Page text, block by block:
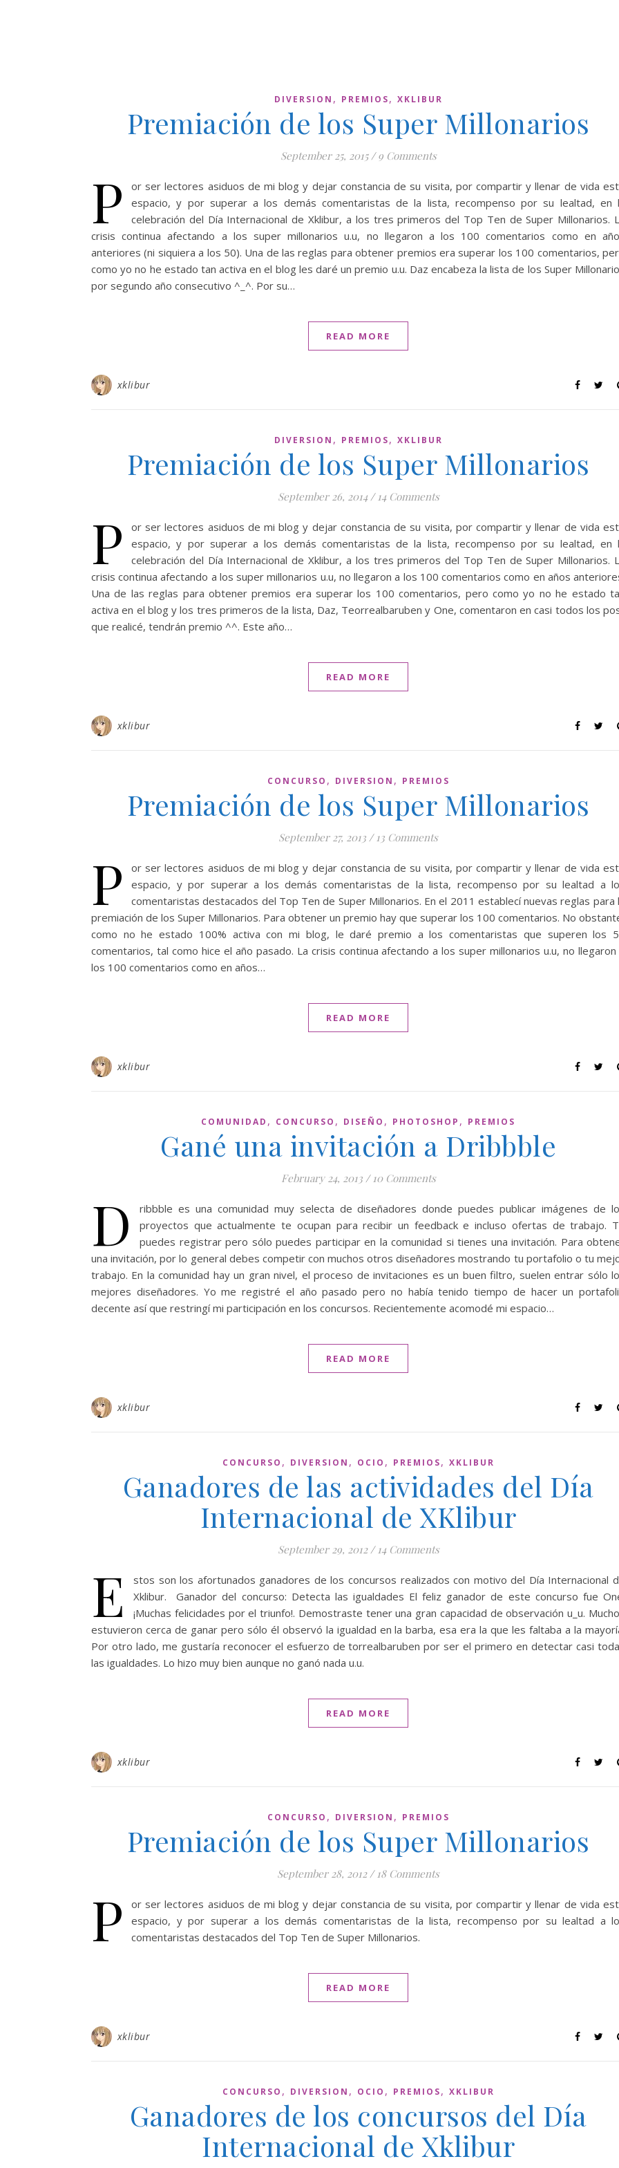
DIVERSION , PREMIOS, XKLIBUR
Premiación de los Super Millonarios
September 25, 2015 / 9 Comments
P
or ser lectores asiduos de mi blog y dejar constancia de su visita, por compartir y llenar de vida
espacio, y por superar a los demás comentaristas de la lista, recompenso por su lealtad, en
celebración del Día Internacional de Xklibur, a los tres primeros del Top Ten de Super Millonarios.
crisis continua afectando a los super millonarios u.u, no llegaron a los 100 comentarios como en
anteriores (ni siquiera a los 50). Una de las reglas para obtener premios era superar los 100 comentarios,
como yo no he estado tan activa en el blog les daré un premio u.u. Daz encabeza la lista de los Super
por segundo año consecutivo ^_^. Por su…
READ MORE
xklibur
DIVERSION , PREMIOS, XKLIBUR
Premiación de los Super Millonarios
September 26, 2014 / 14 Comments
P
or ser lectores asiduos de mi blog y dejar constancia de su visita, por compartir y llenar de vida
espacio, y por superar a los demás comentaristas de la lista, recompenso por su lealtad, en
celebración del Día Internacional de Xklibur, a los tres primeros del Top Ten de Super Millonarios.
crisis continua afectando a los super millonarios u.u, no llegaron a los 100 comentarios como en años
Una de las reglas para obtener premios era superar los 100 comentarios, pero como yo no he estado
activa en el blog y los tres primeros de la lista, Daz, Teorrealbaruben y One, comentaron en casi todos los
que realicé, tendrán premio ^^. Este año…
READ MORE
xklibur
CONCURSO , DIVERSION , PREMIOS
Premiación de los Super Millonarios
September 27, 2013 / 13 Comments
P
or ser lectores asiduos de mi blog y dejar constancia de su visita, por compartir y llenar de vida
espacio, y por superar a los demás comentaristas de la lista, recompenso por su lealtad a
comentaristas destacados del Top Ten de Super Millonarios. En el 2011 establecí nuevas reglas para
premiación de los Super Millonarios. Para obtener un premio hay que superar los 100 comentarios. No
como no he estado 100% activa con mi blog, le daré premio a los comentaristas que superen los
comentarios, tal como hice el año pasado. La crisis continua afectando a los super millonarios u.u, no llegaron
los 100 comentarios como en años…
READ MORE
xklibur
COMUNIDAD , CONCURSO , DISEÑO , PHOTOSHOP , PREMIOS
Gané una invitación a Dribbble
February 24, 2013 / 10 Comments
D
ribbble es una comunidad muy selecta de diseñadores donde puedes publicar imágenes de
proyectos que actualmente te ocupan para recibir un feedback e incluso ofertas de trabajo.
puedes registrar pero sólo puedes participar en la comunidad si tienes una invitación. Para
una invitación, por lo general debes competir con muchos otros diseñadores mostrando tu portafolio o tu
trabajo. En la comunidad hay un gran nivel, el proceso de invitaciones es un buen filtro, suelen entrar sólo
mejores diseñadores. Yo me registré el año pasado pero no había tenido tiempo de hacer un
decente así que restringí mi participación en los concursos. Recientemente acomodé mi espacio…
READ MORE
xklibur
CONCURSO , DIVERSION , OCIO , PREMIOS, XKLIBUR
Ganadores de las actividades del Día
Internacional de XKlibur
September 29, 2012 / 14 Comments
E
stos son los afortunados ganadores de los concursos realizados con motivo del Día Internacional
Xklibur. Ganador del concurso: Detecta las igualdades El feliz ganador de este concurso fue
¡Muchas felicidades por el triunfo!. Demostraste tener una gran capacidad de observación u_u.
estuvieron cerca de ganar pero sólo él observó la igualdad en la barba, esa era la que les faltaba a la
Por otro lado, me gustaría reconocer el esfuerzo de torrealbaruben por ser el primero en detectar casi
las igualdades. Lo hizo muy bien aunque no ganó nada u.u.
READ MORE
xklibur
CONCURSO , DIVERSION , PREMIOS
Premiación de los Super Millonarios
September 28, 2012 / 18 Comments
P
or ser lectores asiduos de mi blog y dejar constancia de su visita, por compartir y llenar de vida
espacio, y por superar a los demás comentaristas de la lista, recompenso por su lealtad a
comentaristas destacados del Top Ten de Super Millonarios.
READ MORE
xklibur
CONCURSO , DIVERSION , OCIO , PREMIOS, XKLIBUR
Ganadores de los concursos del Día
Internacional de Xklibur